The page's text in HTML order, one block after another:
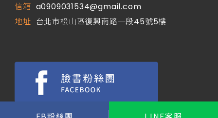
信箱 a0909031534@gmail.com
地址 台北市松山區復興南路一段45號5樓